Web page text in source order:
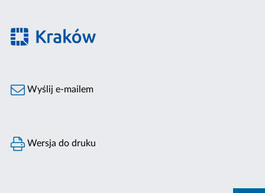
Wyślij e-mailem
Wersja do druku